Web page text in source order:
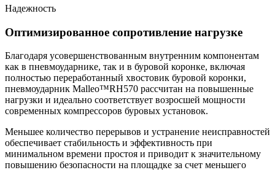
Надежность
Оптимизированное сопротивление нагрузке
Благодаря усовершенствованным внутренним компонентам
как в пневмоударнике, так и в буровой коронке, включая
полностью переработанный хвостовик буровой коронки,
пневмоударник Malleo™RH570 рассчитан на повышенные
нагрузки и идеально соответствует возросшей мощности
современных компрессоров буровых установок.
Меньшее количество перерывов и устранение неисправностей
обеспечивает стабильность и эффективность при
минимальном времени простоя и приводит к значительному
повышению безопасности на площадке за счет меньшего